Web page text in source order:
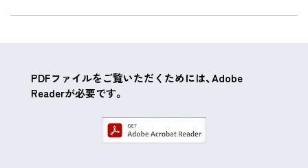
PDFファイルをご覧いただくためには、Adobe
Readerが必要です。